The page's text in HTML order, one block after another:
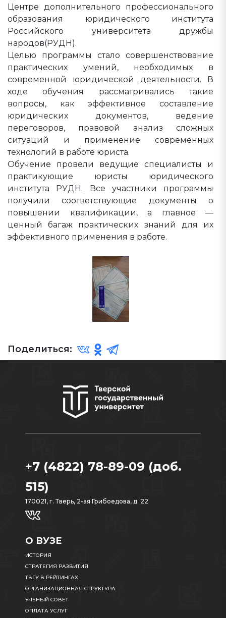
Центре дополнительного профессионального
образования юридического института
Российского университета дружбы
народов(РУДН).
Целью программы стало совершенствование
практических умений, необходимых в
современной юридической деятельности. В
ходе обучения рассматривались такие
вопросы, как эффективное составление
юридических документов, ведение
переговоров, правовой анализ сложных
ситуаций и применение современных
технологий в работе юриста.
Обучение провели ведущие специалисты и
практикующие юристы юридического
института РУДН. Все участники программы
получили соответствующие документы о
повышении квалификации, а главное —
ценный багаж практических знаний для их
эффективного применения в работе.
Поделиться:
+7 (4822) 78-89-09 (доб.
515)
170021, г. Тверь, 2-ая Грибоедова, д. 22
О ВУЗЕ
ИСТОРИЯ
СТРАТЕГИЯ РАЗВИТИЯ
ТВГУ В РЕЙТИНГАХ
ОРГАНИЗАЦИОННАЯ СТРУКТУРА
УЧЕНЫЙ СОВЕТ
ОПЛАТА УСЛУГ